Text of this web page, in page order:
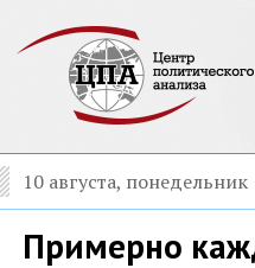
10 августа, понедельник
Примерно